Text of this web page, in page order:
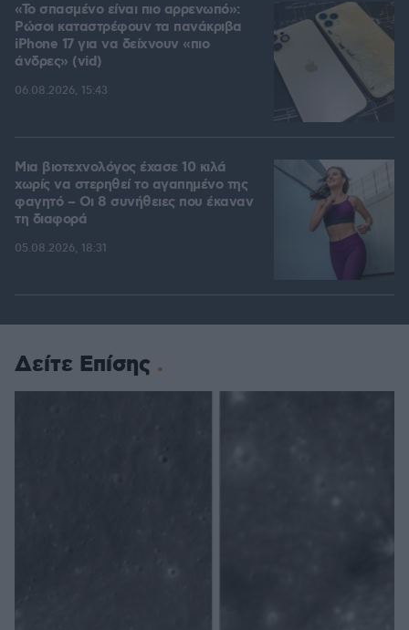
«Το σπασμένο είναι πιο αρρενωπό»:
Ρώσοι καταστρέφουν τα πανάκριβα
iPhone 17 για να δείχνουν «πιο
άνδρες» (vid)
06.08.2026, 15:43
Μια βιοτεχνολόγος έχασε 10 κιλά
χωρίς να στερηθεί το αγαπημένο της
φαγητό – Οι 8 συνήθειες που έκαναν
τη διαφορά
05.08.2026, 18:31
Δείτε Επίσης